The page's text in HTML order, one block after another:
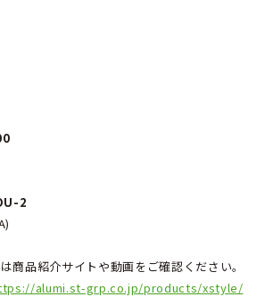
2
商品紹介サイトや動画をご確認ください。
alumi.st-grp.co.jp/products/xstyle/